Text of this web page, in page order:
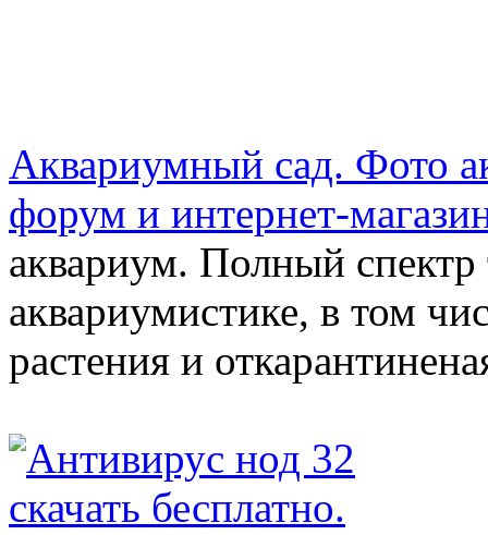
Аквариумный сад. Фото
форум и интернет-
аквариум. Полный спектр
аквариумистике, в том
растения и